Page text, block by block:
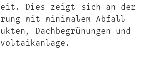
Dies zeigt sich an der
mit minimalem Abfall
Dachbegrünungen und